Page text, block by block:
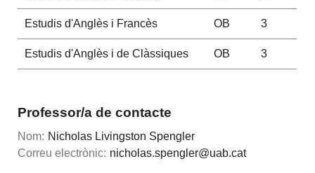
Estudis d'Anglès i Francès OB 3
Estudis d'Anglès i de Clàssiques OB 3
Professor/a de contacte
Nom: Nicholas Livingston Spengler
Correu electrònic: nicholas.spengler@uab.cat